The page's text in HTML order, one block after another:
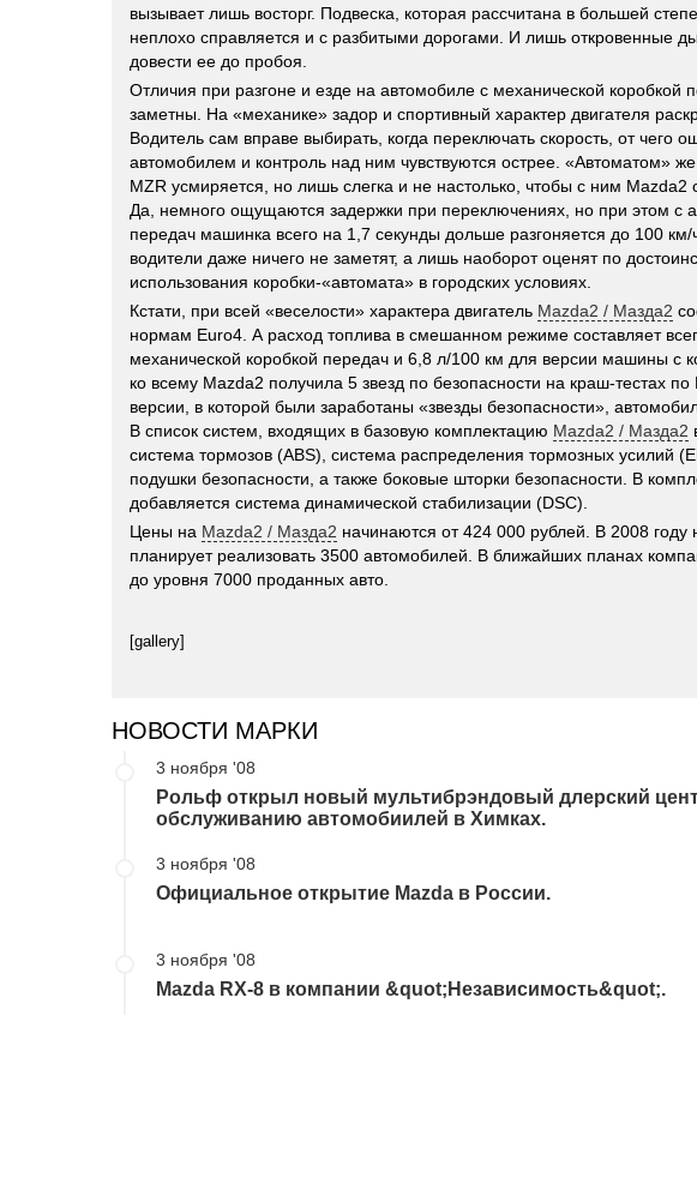
вызывает лишь восторг. Подвеска, которая рассчитана в большей
неплохо справляется и с разбитыми дорогами. И лишь откровенные
довести ее до пробоя.
Отличия при разгоне и езде на автомобиле с механической коробкой
заметны. На «механике» задор и спортивный характер двигателя
Водитель сам вправе выбирать, когда переключать скорость, от чего
автомобилем и контроль над ним чувствуются острее. «Автоматом»
MZR усмиряется, но лишь слегка и не настолько, чтобы с ним Mazda2
Да, немного ощущаются задержки при переключениях, но при этом с
передач машинка всего на 1,7 секунды дольше разгоняется до 100
водители даже ничего не заметят, а лишь наоборот оценят по
использования коробки-«автомата» в городских условиях.
Кстати, при всей «веселости» характера двигатель Mazda2 / Мазда2
нормам Euro4. А расход топлива в смешанном режиме составляет
механической коробкой передач и 6,8 л/100 км для версии машины с
ко всему Mazda2 получила 5 звезд по безопасности на краш-тестах
версии, в которой были заработаны «звезды безопасности»,
В список систем, входящих в базовую комплектацию Mazda2 / Мазда2
система тормозов (ABS), система распределения тормозных усилий
подушки безопасности, а также боковые шторки безопасности. В
добавляется система динамической стабилизации (DSC).
Цены на Mazda2 / Мазда2 начинаются от 424 000 рублей. В 2008
планирует реализовать 3500 автомобилей. В ближайших планах
до уровня 7000 проданных авто.
[gallery]
НОВОСТИ МАРКИ
3 ноября '08
Рольф открыл новый мультибрэндовый длерский
обслуживанию автомобиилей в Химках.
3 ноября '08
Официальное открытие Mazda в России.
3 ноября '08
Mazda RX-8 в компании &quot;Независимость&quot;.